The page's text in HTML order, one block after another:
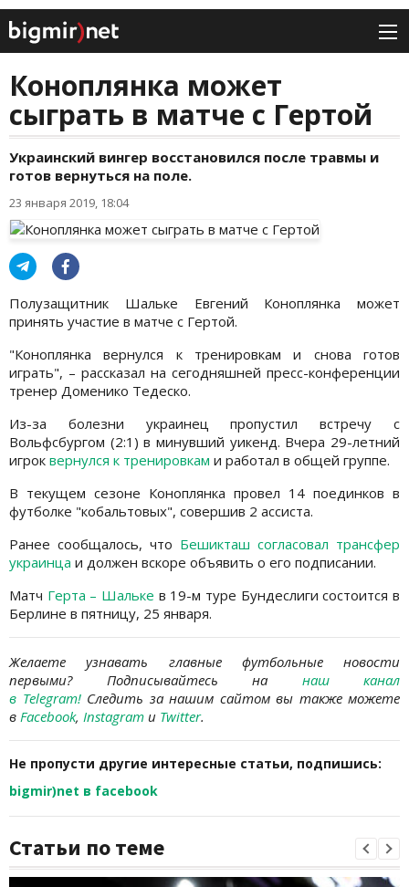
Коноплянка может
сыграть в матче с Гертой
Украинский вингер восстановился после травмы и
готов вернуться на поле.
23 января 2019, 18:04
Полузащитник Шальке Евгений Коноплянка может
принять участие в матче с Гертой.
"Коноплянка вернулся к тренировкам и снова готов
играть", – рассказал на сегодняшней пресс-конференции
тренер Доменико Тедеско.
Из-за болезни украинец пропустил встречу с
Вольфсбургом (2:1) в минувший уикенд. Вчера 29-летний
игрок вернулся к тренировкам и работал в общей группе.
В текущем сезоне Коноплянка провел 14 поединков в
футболке "кобальтовых", совершив 2 ассиста.
Ранее сообщалось, что Бешикташ согласовал трансфер
украинца и должен вскоре объявить о его подписании.
Матч Герта – Шальке в 19-м туре Бундеслиги состоится в
Берлине в пятницу, 25 января.
Желаете узнавать главные футбольные новости
первыми?Подписывайтесь на наш канал
в Telegram!Следить за нашим сайтом вы также можете
в Facebook, Instagram и Twitter.
Не пропусти другие интересные статьи, подпишись:
bigmir)net в facebook
Статьи по теме